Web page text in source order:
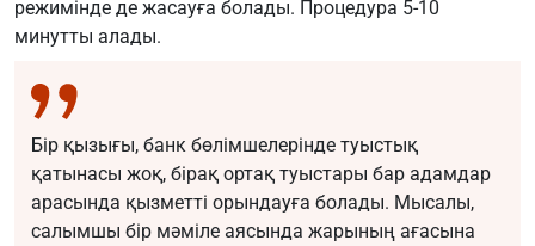
режимінде де жасауға болады. Процедура 5-10
минутты алады.
Бір қызығы, банк бөлімшелерінде туыстық
қатынасы жоқ, бірақ ортақ туыстары бар адамдар
арасында қызметті орындауға болады. Мысалы,
салымшы бір мәміле аясында жарының ағасына